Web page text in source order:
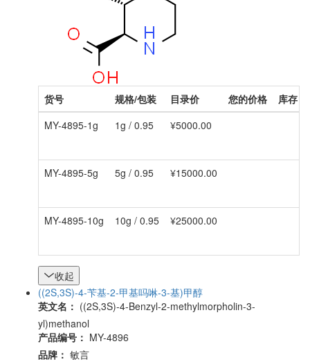
货号 规格/包装 目录价 您的价格 库存
MY-4895-1g
1g / 0.95 ¥5000.00
MY-4895-5g 5g / 0.95 ¥15000.00
MY-4895-10g 10g / 0.95 ¥25000.00
收起
((2S,3S)-4-苄基-2-甲基吗啉-3-基)甲醇
英文名： ((2S,3S)-4-Benzyl-2-methylmorpholin-3-
yl)methanol
产品编号： MY-4896
品牌： 敏言